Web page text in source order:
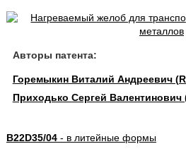
Авторы патента:
Горемыкин Виталий Андреевич
Приходько Сергей Валентинович
B22D35/04- в литейные формы